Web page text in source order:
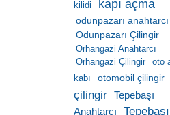
kilidi
kapı açma
odunpazarı anahtarcı
Odunpazarı Çilingir
Orhangazi Anahtarcı
Orhangazi Çilingir
oto
kabı
otomobil çilingir
çilingir Tepebaşı
Anahtarcı
Tepebaşı